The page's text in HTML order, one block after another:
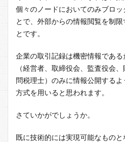
個々のノードにおいてのみブロ
とで、外部からの情報閲覧を制
とです。
企業の取引記録は機密情報であ
（経営者、取締役会、監査役会
問税理士）のみに情報公開する
方式を用いると思われます。
さていかがでしょうか。
既に技術的には実現可能なもの